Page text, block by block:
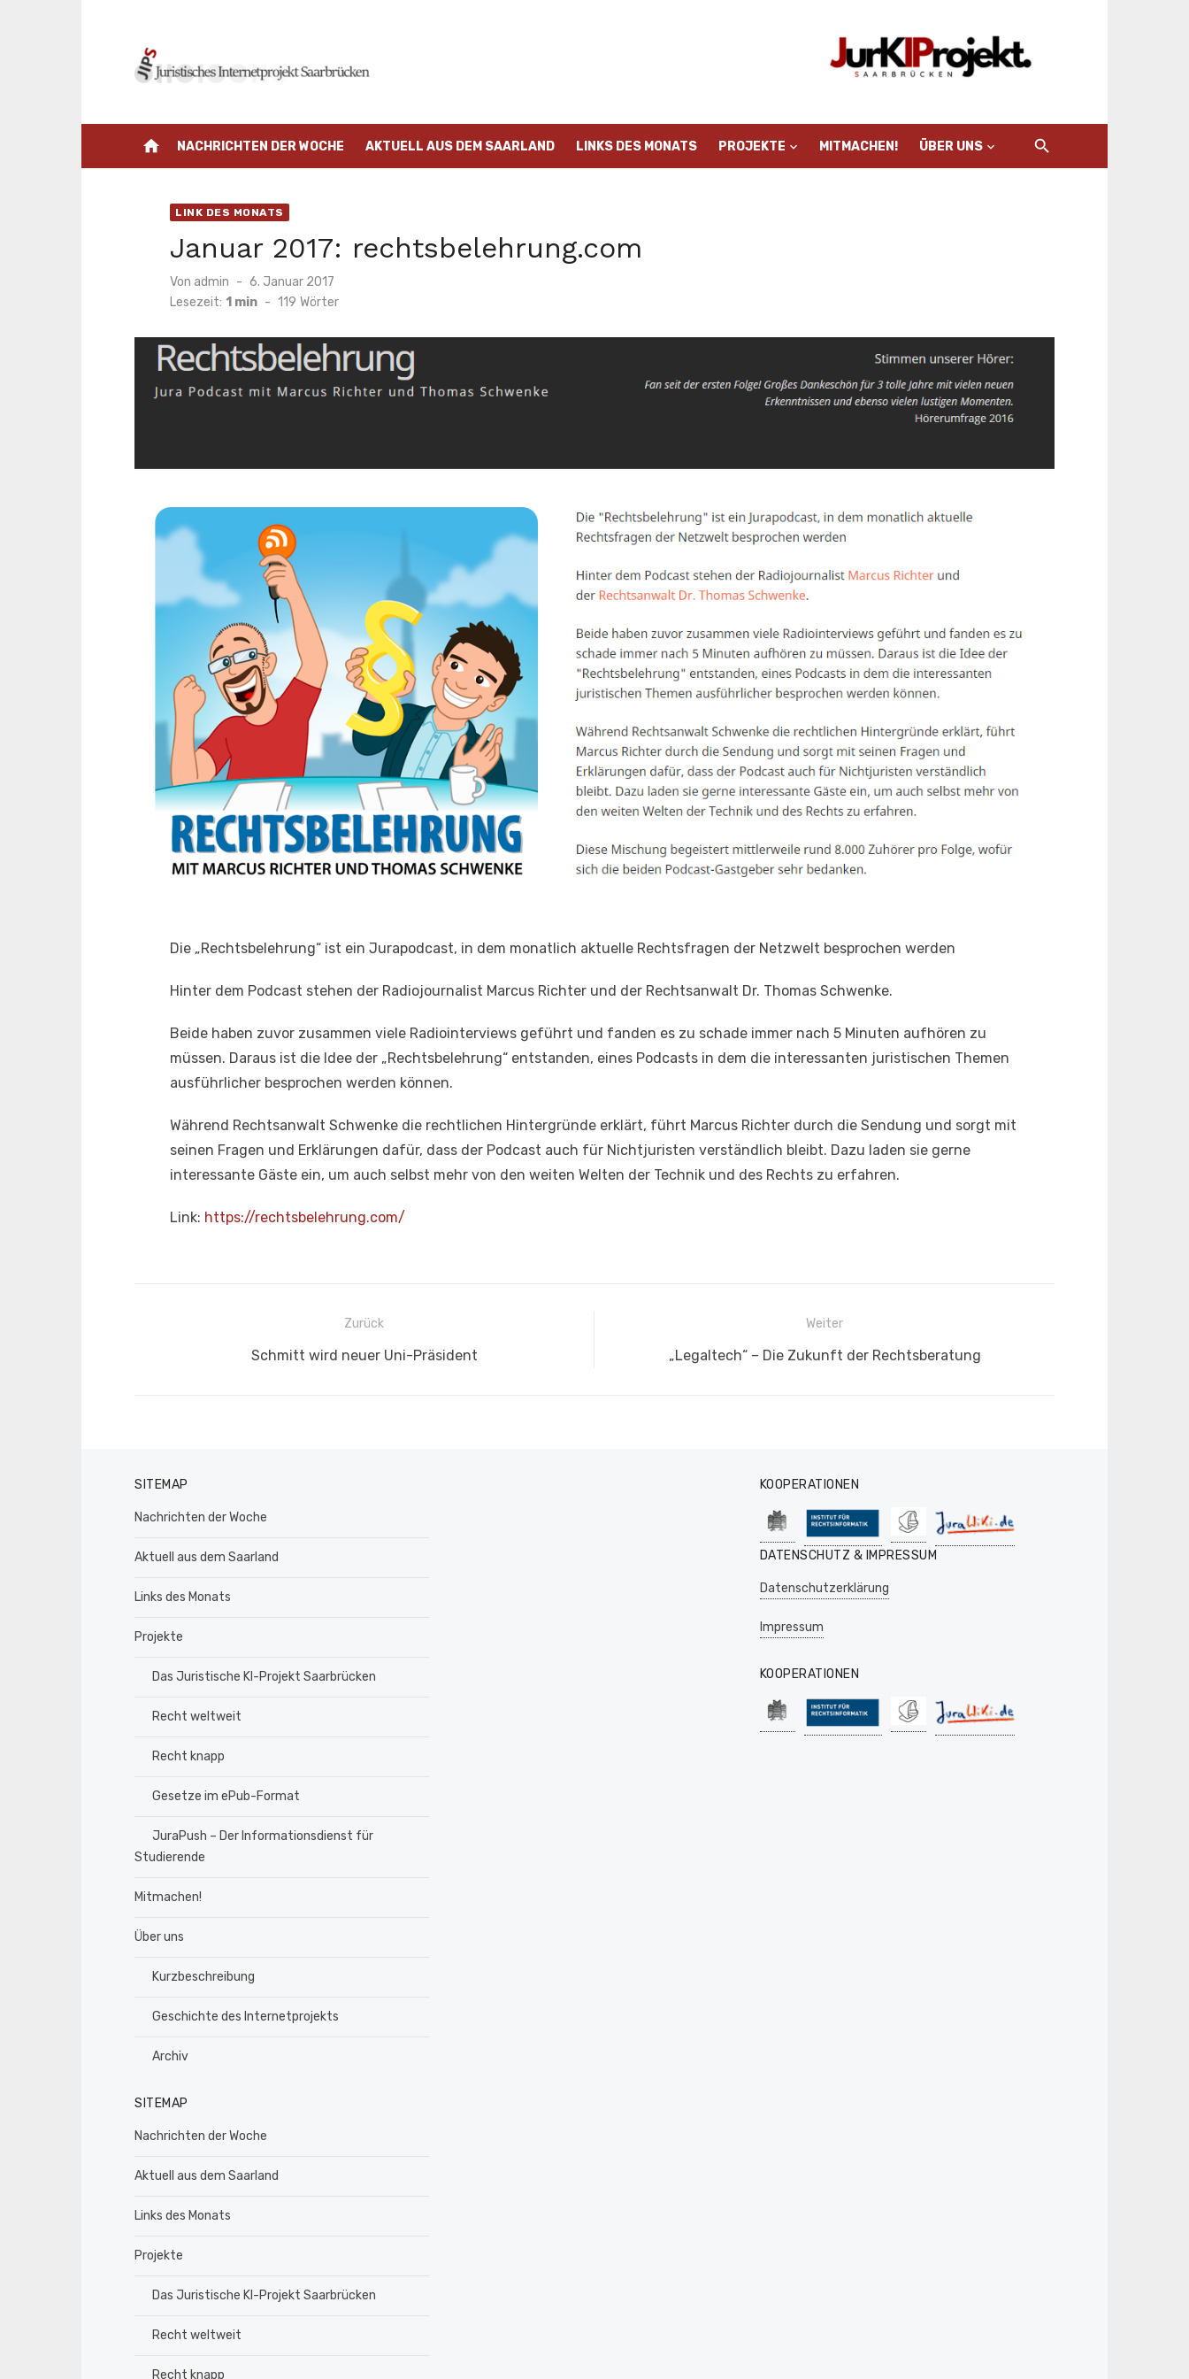
home NACHRICHTEN DER WOCHE AKTUELL AUS DEM SAARLAND LINKS DES MONATS PROJEKTE MITMACHEN! ÜBER UNS
LINK DES MONATS
Januar 2017: rechtsbelehrung.com
Von admin
Veröffentlicht
am
6. Januar 2017
Lesezeit: 1 min - 119 Wörter
Die „Rechtsbelehrung“ ist ein Jurapodcast, in dem monatlich aktuelle Rechtsfragen der Netzwelt besprochen werden
Hinter dem Podcast stehen der Radiojournalist Marcus Richter und der Rechtsanwalt Dr. Thomas Schwenke.
Beide haben zuvor zusammen viele Radiointerviews geführt und fanden es zu schade immer nach 5 Minuten aufhören zu
müssen. Daraus ist die Idee der „Rechtsbelehrung“ entstanden, eines Podcasts in dem die interessanten juristischen Themen
ausführlicher besprochen werden können.
Während Rechtsanwalt Schwenke die rechtlichen Hintergründe erklärt, führt Marcus Richter durch die Sendung und sorgt mit
seinen Fragen und Erklärungen dafür, dass der Podcast auch für Nichtjuristen verständlich bleibt. Dazu laden sie gerne
interessante Gäste ein, um auch selbst mehr von den weiten Welten der Technik und des Rechts zu erfahren.
Link: https://rechtsbelehrung.com/
BeitragsnavigationZurück
Vorheriger
Schmitt wird neuer Uni-Präsident
Weiter
Nächster
„Legaltech“ – Die Zukunft der Rechtsberatung
SITEMAP
Nachrichten der Woche
Aktuell aus dem Saarland
Links des Monats
Projekte
Das Juristische KI-Projekt Saarbrücken
Recht weltweit
Recht knapp
Gesetze im ePub-Format
JuraPush – Der Informationsdienst für
Studierende
Mitmachen!
Über uns
Kurzbeschreibung
Geschichte des Internetprojekts
Archiv
SITEMAP
Nachrichten der Woche
Aktuell aus dem Saarland
Links des Monats
Projekte
Das Juristische KI-Projekt Saarbrücken
Recht weltweit
Recht knapp
KOOPERATIONEN
DATENSCHUTZ & IMPRESSUM
Datenschutzerklärung
Impressum
KOOPERATIONEN